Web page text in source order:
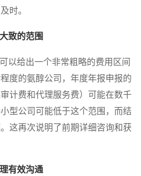
时。
致的范围
给出一个非常粗略的费用区间
度的氨醇公司，年度年报申报的
计费和代理服务费）可能在数千
型公司可能低于这个范围，而结
这再次说明了前期详细咨询和获
有效沟通